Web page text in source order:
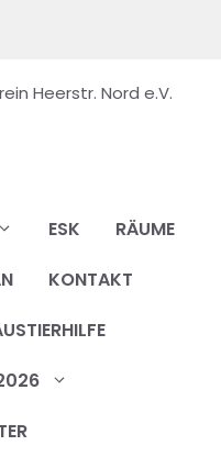
Heerstr. Nord e.V.
ESK
RÄUME
KONTAKT